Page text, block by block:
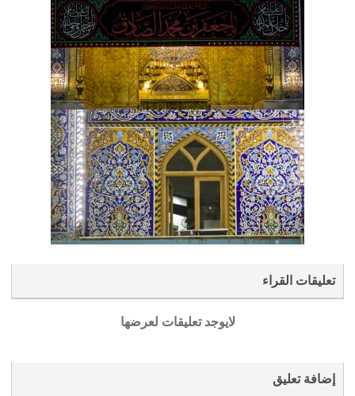
تعليقات القراء
لايوجد تعليقات لعرضها
إضافة تعليق